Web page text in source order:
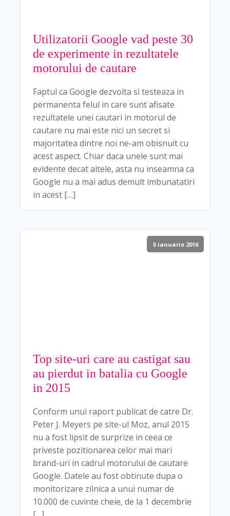
Utilizatorii Google vad peste 30
de experimente in rezultatele
motorului de cautare
Faptul ca Google dezvolta si testeaza in
permanenta felul in care sunt afisate
rezultatele unei cautari in motorul de
cautare nu mai este nici un secret si
majoritatea dintre noi ne-am obisnuit cu
acest aspect. Chiar daca unele sunt mai
evidente decat altele, asta nu inseamna ca
Google nu a mai adus demult imbunatatiri
in acest […]
5 ianuarie 2016
Top site-uri care au castigat sau
au pierdut in batalia cu Google
in 2015
Conform unui raport publicat de catre Dr.
Peter J. Meyers pe site-ul Moz, anul 2015
nu a fost lipsit de surprize in ceea ce
priveste pozitionarea celor mai mari
brand-uri in cadrul motorului de cautare
Google. Datele au fost obtinute dupa o
monitorizare zilnica a unui numar de
10.000 de cuvinte cheie, de la 1 decembrie